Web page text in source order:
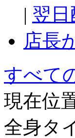
| 翌日
店長
すべて
現在位
全身タ